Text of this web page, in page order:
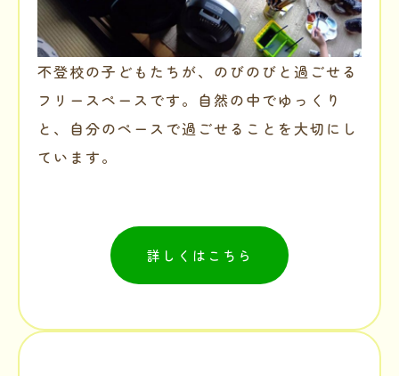
不登校の子どもたちが、のびのびと過ごせる
フリースペースです。自然の中でゆっくり
と、自分のペースで過ごせることを大切にし
ています。
詳しくはこちら